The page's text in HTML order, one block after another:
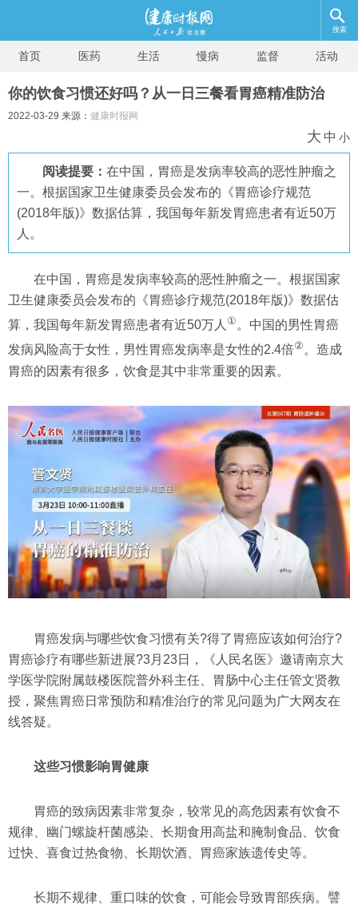
搜索
首页 医药 生活 慢病 监督 活动
你的饮食习惯还好吗？从一日三餐看胃癌精准防治
2022-03-29 来源： 健康时报网
大 中 小
阅读提要： 在中国，胃癌是发病率较高的恶性肿瘤之
一。根据国家卫生健康委员会发布的《胃癌诊疗规范
(2018年版)》数据估算，我国每年新发胃癌患者有近50万
人。
在中国，胃癌是发病率较高的恶性肿瘤之一。根据国家
卫生健康委员会发布的《胃癌诊疗规范(2018年版)》数据估
算，我国每年新发胃癌患者有近50万人 ① 。中国的男性胃癌
发病风险高于女性，男性胃癌发病率是女性的2.4倍②。造成
胃癌的因素有很多，饮食是其中非常重要的因素。
胃癌发病与哪些饮食习惯有关?得了胃癌应该如何治疗?
胃癌诊疗有哪些新进展?3月23日，《人民名医》邀请南京大
学医学院附属鼓楼医院普外科主任、胃肠中心主任管文贤教
授，聚焦胃癌日常预防和精准治疗的常见问题为广大网友在
线答疑。
这些习惯影响胃健康
胃癌的致病因素非常复杂，较常见的高危因素有饮食不
规律、幽门螺旋杆菌感染、长期食用高盐和腌制食品、饮食
过快、喜食过热食物、长期饮酒、胃癌家族遗传史等。
长期不规律、重口味的饮食，可能会导致胃部疾病。譬